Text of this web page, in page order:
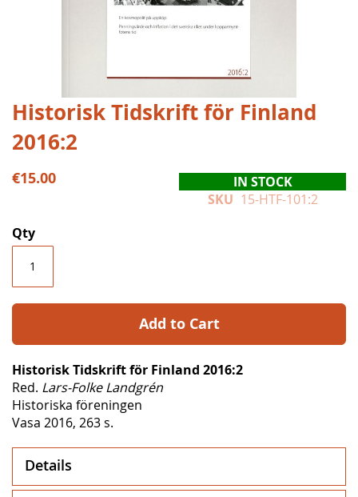
Skip
to
the
of
gallery
Historisk Tidskrift för Finland
2016:2
€15.00
IN STOCK
SKU 15-HTF-101:2
Qty
Add to Cart
Historisk Tidskrift för Finland 2016:2
Red. Lars-Folke Landgrén
Historiska föreningen
Vasa 2016, 263 s.
Details